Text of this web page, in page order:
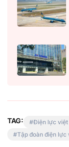
TAG: Điện lực việt
Tập đoàn điện lực